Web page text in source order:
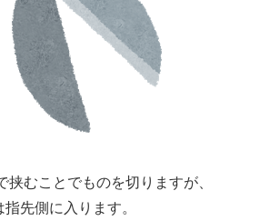
挟むことでものを切りますが、
先側に入ります。